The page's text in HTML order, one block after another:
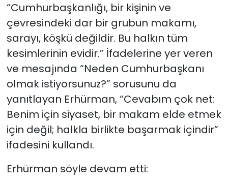
“Cumhurbaşkanlığı, bir kişinin ve
çevresindeki dar bir grubun makamı,
sarayı, köşkü değildir. Bu halkın tüm
kesimlerinin evidir.” İfadelerine yer veren
ve mesajında “Neden Cumhurbaşkanı
olmak istiyorsunuz?” sorusunu da
yanıtlayan Erhürman, “Cevabım çok net:
Benim için siyaset, bir makam elde etmek
için değil; halkla birlikte başarmak içindir”
ifadesini kullandı.
Erhürman söyle devam etti: